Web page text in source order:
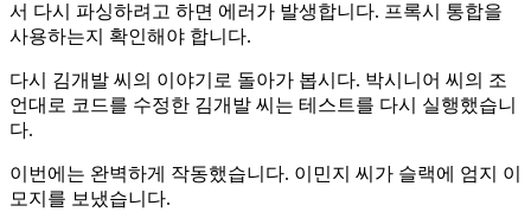
서 다시 파싱하려고 하면 에러가 발생합니다. 프록시 통합을
사용하는지 확인해야 합니다.
다시 김개발 씨의 이야기로 돌아가 봅시다. 박시니어 씨의 조
언대로 코드를 수정한 김개발 씨는 테스트를 다시 실행했습니
다.
이번에는 완벽하게 작동했습니다. 이민지 씨가 슬랙에 엄지 이
모지를 보냈습니다.